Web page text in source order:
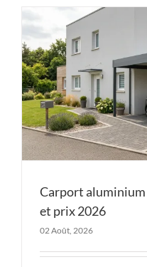
Carport
et prix 2026
02 Août, 2026